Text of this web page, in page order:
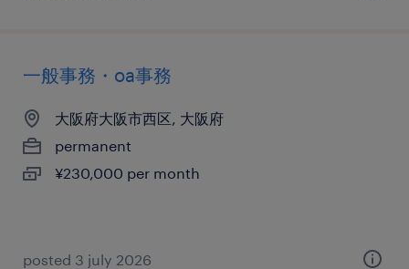
一般事務・oa事務
大阪府大阪市西区, 大阪府
permanent
¥230,000 per month
posted 3 july 2026